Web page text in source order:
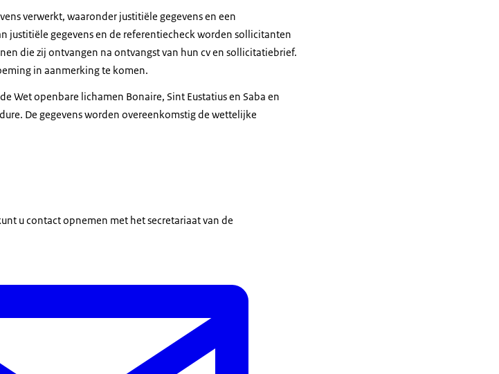
verwerkt, waaronder justitiële gegevens en een
justitiële gegevens en de referentiecheck worden sollicitanten
die zij ontvangen na ontvangst van hun cv en sollicitatiebrief.
in aanmerking te komen.
Wet openbare lichamen Bonaire, Sint Eustatius en Saba en
De gegevens worden overeenkomstig de wettelijke
u contact opnemen met het secretariaat van de